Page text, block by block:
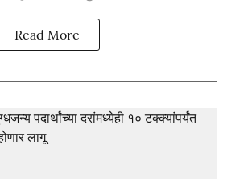
Read More